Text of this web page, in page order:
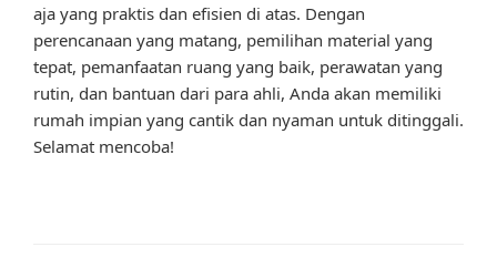
aja yang praktis dan efisien di atas. Dengan
perencanaan yang matang, pemilihan material yang
tepat, pemanfaatan ruang yang baik, perawatan yang
rutin, dan bantuan dari para ahli, Anda akan memiliki
rumah impian yang cantik dan nyaman untuk ditinggali.
Selamat mencoba!